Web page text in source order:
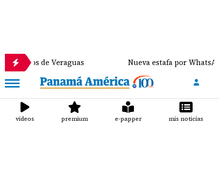
Veraguas Nueva estafa por WhatsApp
videos premium e-papper mis noticias